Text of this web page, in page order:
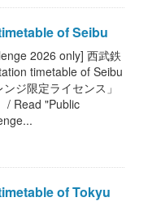
of Seibu
2026 only] 西武鉄
timetable of Seibu
ジ限定ライセンス」
/ Read "Public
of Tokyu